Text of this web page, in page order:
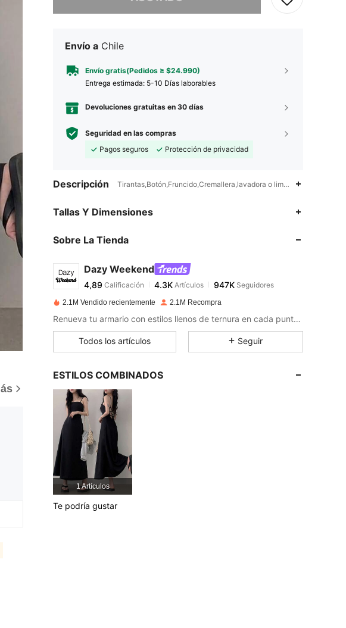
Envío a Chile
Envío gratis(Pedidos ≥ $24.990)
Entrega estimada: 5-10 Días laborables
Devoluciones gratuitas en 30 días
Seguridad en las compras
Pagos seguros
Protección de privacidad
Descripción Tirantas,Botón,Fruncido,Cremallera,lavadora o limpieza en seco
Tallas Y Dimensiones
Sobre La Tienda
Dazy Weekend
4,89
4,89Calificación 4.3KArtículos
m***9pagó Hace 1 día
4,89
4,89
4,89
4,89
2.1M Vendido recientemente 2.1M Recompra
Renueva tu armario con estilos llenos de ternura en cada puntada.
Todos los artículos Seguir
ESTILOS COMBINADOS
1 Artículos
Te podría gustar